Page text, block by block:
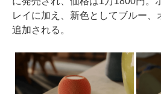
レイに加え、新色としてブルー、
追加される。